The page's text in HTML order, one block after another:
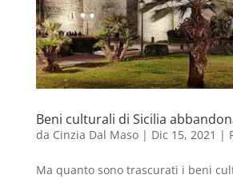
Beni culturali di Sicilia
da Cinzia Dal Maso| Dic 15, 2021 |
Ma quanto sono trascurati i beni